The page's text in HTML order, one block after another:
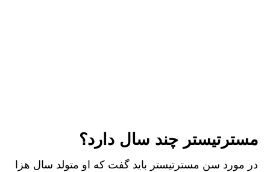
مسترتیستر چند سال دارد؟
در مورد سن مسترتیستر باید گفت که او متولد سال هزا